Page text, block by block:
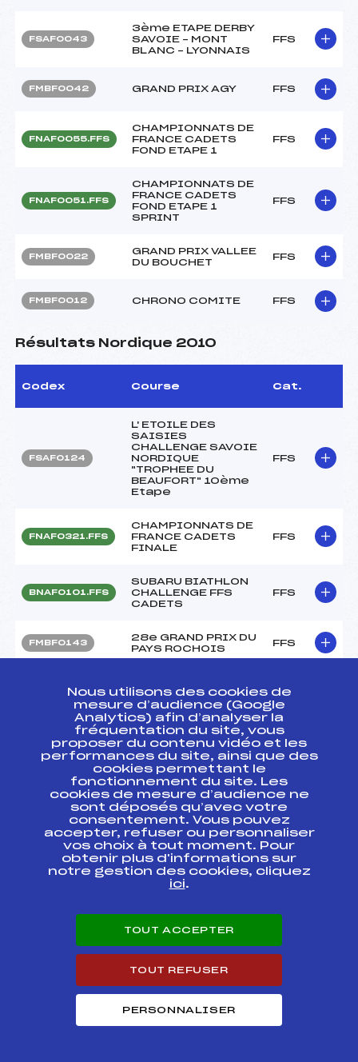
FSAF0043
3ème ETAPE DERBY
SAVOIE – MONT
BLANC – LYONNAIS
FFS
FMBF0042 GRAND PRIX AGY FFS
FNAF0055.FFS
CHAMPIONNATS DE
FRANCE CADETS
FOND ETAPE 1
FFS
FNAF0051.FFS
CHAMPIONNATS DE
FRANCE CADETS
FOND ETAPE 1
SPRINT
FFS
FMBF0022
GRAND PRIX VALLEE
DU BOUCHET
FFS
FMBF0012 CHRONO COMITE FFS
Résultats Nordique 2010
Codex Course Cat.
FSAF0124
L' ETOILE DES
SAISIES
CHALLENGE SAVOIE
NORDIQUE
"TROPHEE DU
BEAUFORT" 10ème
Etape
FFS
FNAF0321.FFS
CHAMPIONNATS DE
FRANCE CADETS
FINALE
FFS
BNAF0101.FFS
SUBARU BIATHLON
CHALLENGE FFS
CADETS
FFS
FMBF0143
28e GRAND PRIX DU
PAYS ROCHOIS
FFS
FRANCE CADET
DEUXIEME ETAPE
JOUR 2
FFS
FNAF0201.FFS
CHAMPIONNAT DE
FRANCE CADET
DEUXIEME ETAPE
JOUR 1
BNAF0073.FFS
SUBARU BIATHLON
CHALLENGE FFS
CADETS
FFS
SUBARU BIATHLON
CHALLENGE FFS
GP du Praz de Lys
BNAF0053.FFS
SUBARU BIATHLON
CADETS
FFS
SUBARU BIATHLON
Nous utilisons des cookies de
mesure d’audience (Google
Analytics) afin d’analyser la
fréquentation du site, vous
proposer du contenu vidéo et les
performances du site, ainsi que des
cookies permettant le
fonctionnement du site. Les
cookies de mesure d’audience ne
sont déposés qu’avec votre
consentement. Vous pouvez
accepter, refuser ou personnaliser
vos choix à tout moment. Pour
obtenir plus d'informations sur
notre gestion des cookies, cliquez
ici.
TOUT ACCEPTER
TOUT REFUSER
PERSONNALISER